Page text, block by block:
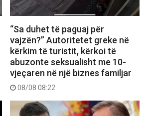
“Sa duhet të paguaj për
vajzën?” Autoritetet greke në
kërkim të turistit, kërkoi të
abuzonte seksualisht me 10-
vjeçaren në një biznes familjar
08/08 08:22